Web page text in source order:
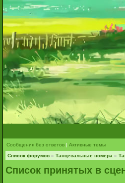
Сообщения без ответов | Активные темы
Список форумов » Танцевальные номера »
Список принятых в